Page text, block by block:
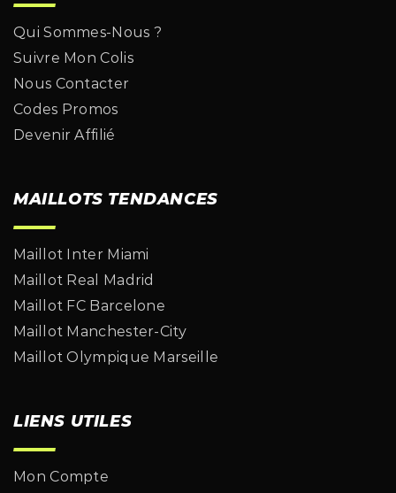
Qui Sommes-Nous ?
Suivre Mon Colis
Nous Contacter
Codes Promos
Devenir Affilié
MAILLOTS TENDANCES
Maillot Inter Miami
Maillot Real Madrid
Maillot FC Barcelone
Maillot Manchester-City
Maillot Olympique Marseille
LIENS UTILES
Mon Compte